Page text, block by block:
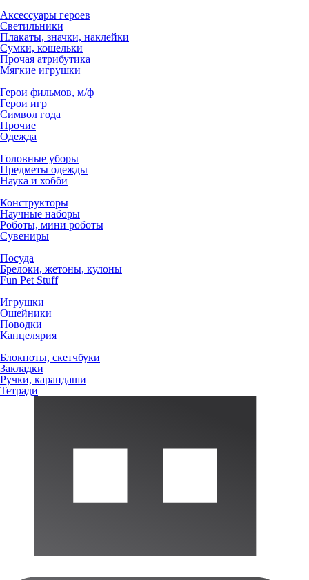
Аксессуары героев
Светильники
Плакаты, значки, наклейки
Сумки, кошельки
Прочая атрибутика
Мягкие игрушки
Герои фильмов, м/ф
Герои игр
Символ года
Прочие
Одежда
Головные уборы
Предметы одежды
Наука и хобби
Конструкторы
Научные наборы
Роботы, мини роботы
Сувениры
Посуда
Брелоки, жетоны, кулоны
Fun Pet Stuff
Игрушки
Ошейники
Поводки
Канцелярия
Блокноты, скетчбуки
Закладки
Ручки, карандаши
Тетради